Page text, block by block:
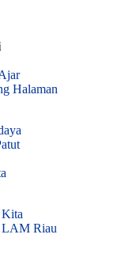
Halaman
LAM Riau